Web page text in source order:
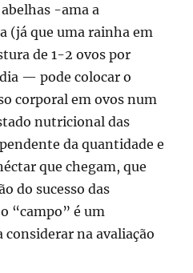
-ama a
(já que uma rainha em
de 1-2 ovos por
— pode colocar o
corporal em ovos num
nutricional das
da quantidade e
que chegam, que
do sucesso das
“campo” é um
na avaliação